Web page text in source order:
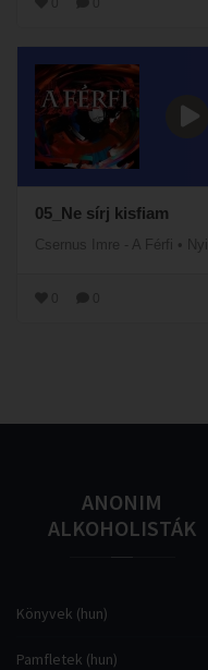
05_Ne sírj kisfiam
Csernus Imre - A Férfi •
ANONIM
ALKOHOLISTÁK
Könyvek (hun)
Pamfletek (hun)